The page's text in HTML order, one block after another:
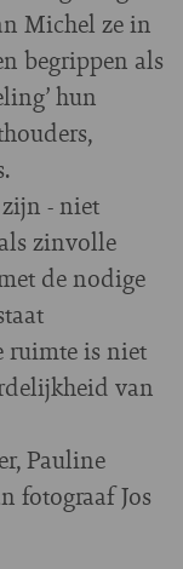
Michel ze in
begrippen als
hun
- niet
zinvolle
de nodige
ruimte is niet
van
Pauline
fotograaf Jos